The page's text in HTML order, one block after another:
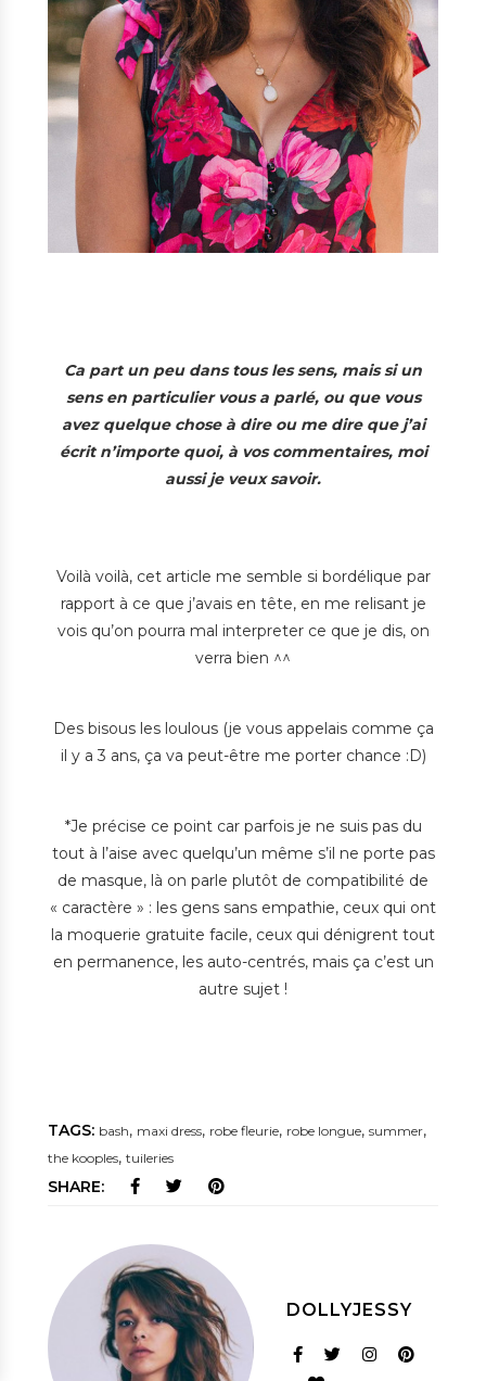
Ca part un peu dans tous les sens, mais si un
sens en particulier vous a parlé, ou que vous
avez quelque chose à dire ou me dire que j’ai
écrit n’importe quoi, à vos commentaires, moi
aussi je veux savoir.
Voilà voilà, cet article me semble si bordélique par
rapport à ce que j’avais en tête, en me relisant je
vois qu’on pourra mal interpreter ce que je dis, on
verra bien ^^
Des bisous les loulous (je vous appelais comme ça
il y a 3 ans, ça va peut-être me porter chance :D)
*Je précise ce point car parfois je ne suis pas du
tout à l’aise avec quelqu’un même s’il ne porte pas
de masque, là on parle plutôt de compatibilité de
« caractère » : les gens sans empathie, ceux qui ont
la moquerie gratuite facile, ceux qui dénigrent tout
en permanence, les auto-centrés, mais ça c’est un
autre sujet !
TAGS: bash, maxi dress, robe fleurie, robe longue, summer,
the kooples, tuileries
SHARE:
DOLLYJESSY